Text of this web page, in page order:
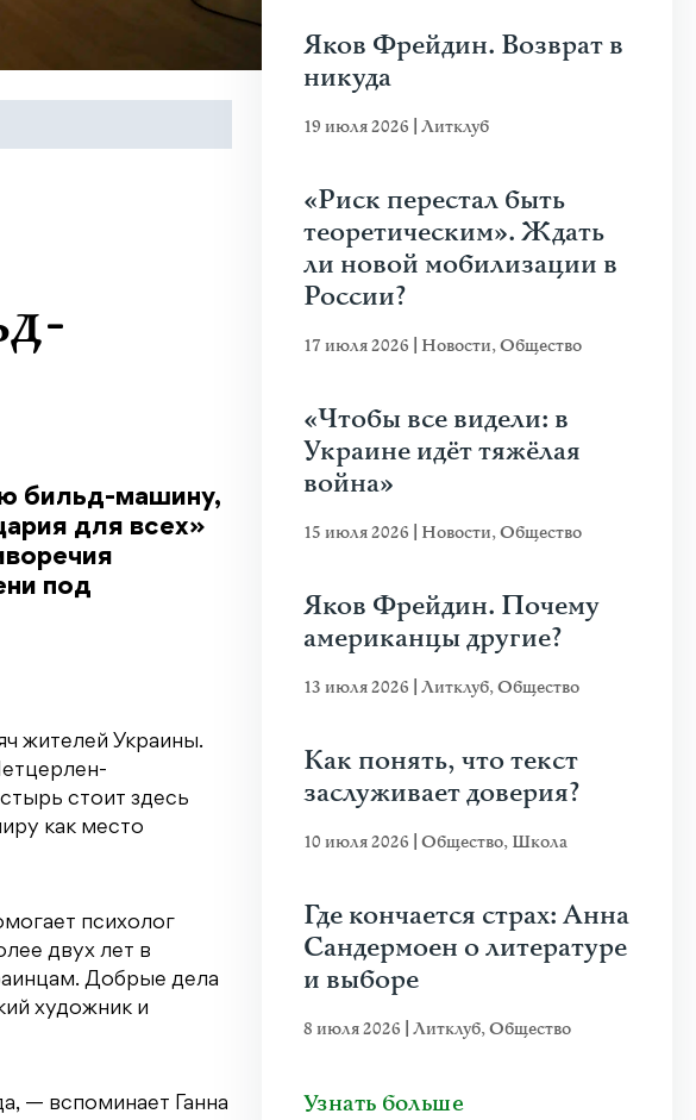
бильд-машину,
для всех»
под
жителей Украины.
стоит здесь
как место
психолог
двух лет в
Добрые дела
художник и
— вспоминает Ганна
Яков Фрейдин. Возврат в
никуда
19 июля 2026 Литклуб
«Риск перестал быть
теоретическим». Ждать
ли новой мобилизации в
России?
17 июля 2026 Новости,Общество
«Чтобы все видели: в
Украине идёт тяжёлая
война»
15 июля 2026 Новости,Общество
Яков Фрейдин. Почему
американцы другие?
13 июля 2026 Литклуб,Общество
Как понять, что текст
заслуживает доверия?
10 июля 2026 Общество, Школа
Где кончается страх: Анна
Сандермоен о литературе
и выборе
8 июля 2026 Литклуб,Общество
Узнать больше